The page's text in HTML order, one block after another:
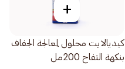
+
كيديالايت محلول لمعالجة الجفاف
بنكهة التفاح 200مل